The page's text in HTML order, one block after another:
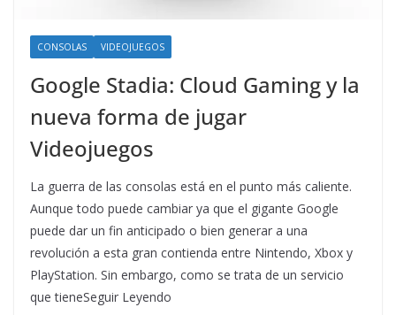
CONSOLAS VIDEOJUEGOS
Google Stadia: Cloud Gaming y la
nueva forma de jugar
Videojuegos
La guerra de las consolas está en el punto más caliente.
Aunque todo puede cambiar ya que el gigante Google
puede dar un fin anticipado o bien generar a una
revolución a esta gran contienda entre Nintendo, Xbox y
PlayStation. Sin embargo, como se trata de un servicio
que tieneSeguir Leyendo